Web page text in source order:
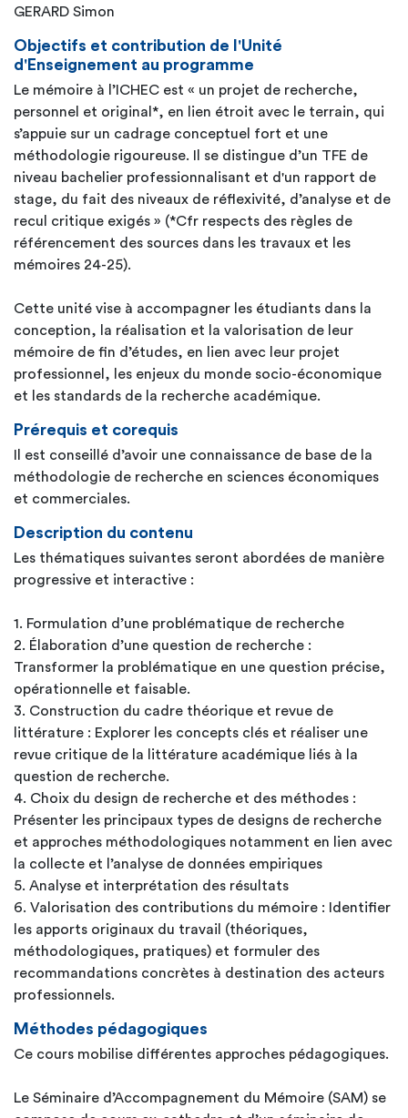
GERARD Simon
Objectifs et contribution de l'Unité
d'Enseignement au programme
Le mémoire à l’ICHEC est « un projet de recherche,
personnel et original*, en lien étroit avec le terrain, qui
s’appuie sur un cadrage conceptuel fort et une
méthodologie rigoureuse. Il se distingue d’un TFE de
niveau bachelier professionnalisant et d'un rapport de
stage, du fait des niveaux de réflexivité, d’analyse et de
recul critique exigés » (*Cfr respects des règles de
référencement des sources dans les travaux et les
mémoires 24-25).
Cette unité vise à accompagner les étudiants dans la
conception, la réalisation et la valorisation de leur
mémoire de fin d’études, en lien avec leur projet
professionnel, les enjeux du monde socio-économique
et les standards de la recherche académique.
Prérequis et corequis
Il est conseillé d’avoir une connaissance de base de la
méthodologie de recherche en sciences économiques
et commerciales.
Description du contenu
Les thématiques suivantes seront abordées de manière
progressive et interactive :
1. Formulation d’une problématique de recherche
2. Élaboration d’une question de recherche :
Transformer la problématique en une question précise,
opérationnelle et faisable.
3. Construction du cadre théorique et revue de
littérature : Explorer les concepts clés et réaliser une
revue critique de la littérature académique liés à la
question de recherche.
4. Choix du design de recherche et des méthodes :
Présenter les principaux types de designs de recherche
et approches méthodologiques notamment en lien avec
la collecte et l’analyse de données empiriques
5. Analyse et interprétation des résultats
6. Valorisation des contributions du mémoire : Identifier
les apports originaux du travail (théoriques,
méthodologiques, pratiques) et formuler des
recommandations concrètes à destination des acteurs
professionnels.
Méthodes pédagogiques
Ce cours mobilise différentes approches pédagogiques.
Le Séminaire d’Accompagnement du Mémoire (SAM) se